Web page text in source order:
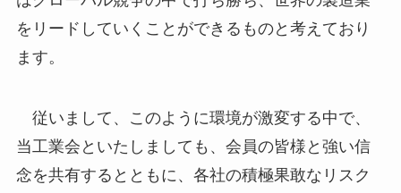
をリードしていくことができるものと考えており
ます。
従いまして、このように環境が激変する中で、
当工業会といたしましても、会員の皆様と強い信
念を共有するとともに、各社の積極果敢なリスク